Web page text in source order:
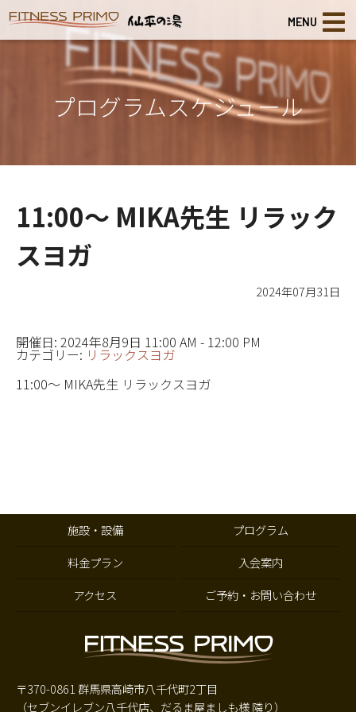
MENU
プログラムスケジュール
11:00～ MIKA先生 リラック
スヨガ
2024年07月31日
開催日: 2024年8月9日 11:00 AM - 12:00 PM
カテゴリー: リラックスヨガ
11:00～ MIKA先生 リラックスヨガ
施設・設備
プログラム
料金プラン
入会案内
アクセス
ご予約・お問い合わせ
〒370-0861 群馬県高崎市八千代町2丁目
（セブンイレブン八千代店、だるま屋ましも様 隣り）